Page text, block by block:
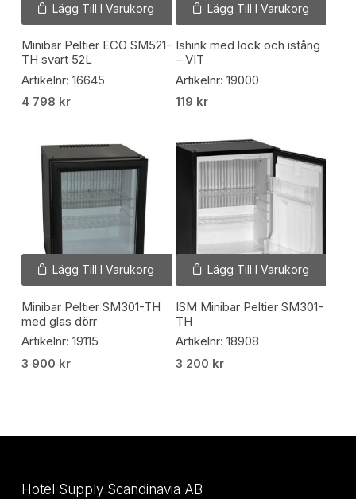
Lägg Till I Varukorg
Minibar Peltier ECO SM521-
TH svart 52L
Artikelnr: 16645
4 798 kr
Lägg Till I Varukorg
Ishink med lock och istång
– VIT
Artikelnr: 19000
119 kr
Lägg Till I Varukorg
Minibar Peltier SM301-TH
med glas dörr
Artikelnr: 19115
3 900 kr
Lägg Till I Varukorg
ISM Minibar Peltier SM301-
TH
Artikelnr: 18908
3 200 kr
Hotel Supply Scandinavia AB